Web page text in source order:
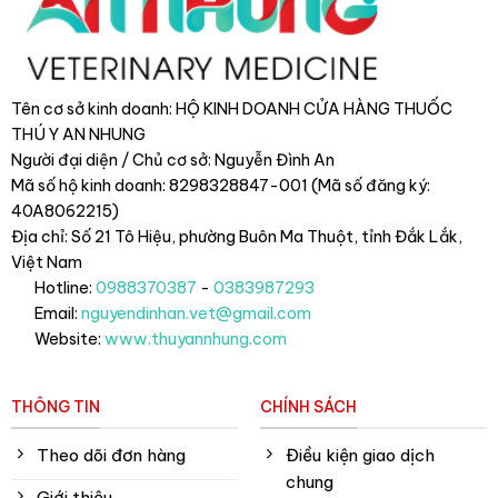
Tên cơ sở kinh doanh: HỘ KINH DOANH CỬA HÀNG THUỐC
THÚ Y AN NHUNG
Người đại diện / Chủ cơ sở: Nguyễn Đình An
Mã số hộ kinh doanh: 8298328847-001 (Mã số đăng ký:
40A8062215)
Địa chỉ: Số 21 Tô Hiệu, phường Buôn Ma Thuột, tỉnh Đắk Lắk,
Việt Nam
Hotline: 0988370387 - 0383987293
Email: nguyendinhan.vet@gmail.com
Website: www.thuyannhung.com
THÔNG TIN
Theo dõi đơn hàng
CHÍNH SÁCH
Điều kiện giao dịch
chung